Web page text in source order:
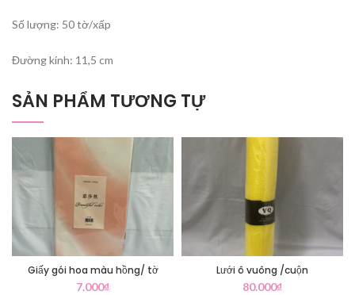
Số lượng: 50 tờ/xấp
Đường kính: 11,5 cm
SẢN PHẨM TƯƠNG TỰ
Giấy gói hoa màu hồng/ tờ
7.000₫
Lưới ô vuông /cuộn
80.000₫